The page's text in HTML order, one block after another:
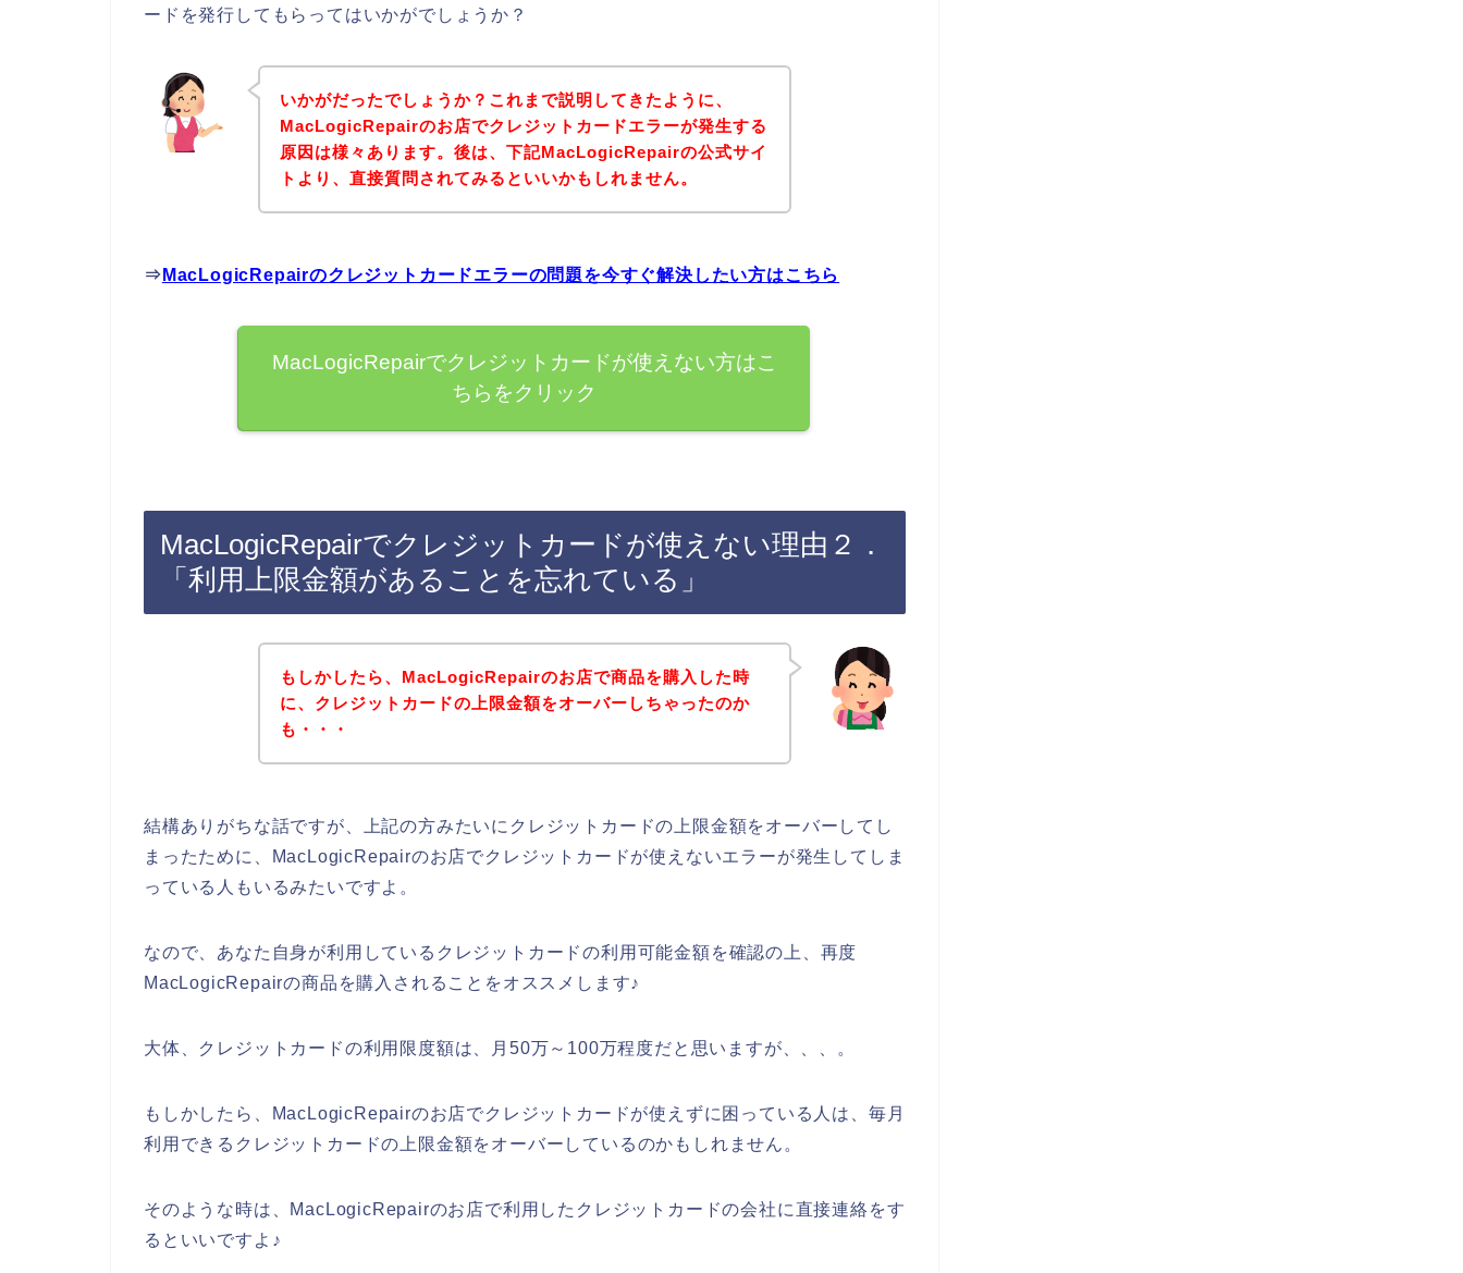
ードを発行してもらってはいかがでしょうか？
いかがだったでしょうか？これまで説明してきたように、
MacLogicRepairのお店でクレジットカードエラーが発生する
原因は様々あります。後は、下記MacLogicRepairの公式サイ
トより、直接質問されてみるといいかもしれません。
⇒ MacLogicRepairのクレジットカードエラーの問題を今すぐ解決したい方はこちら
MacLogicRepairでクレジットカードが使えない方はこ
ちらをクリック
MacLogicRepairでクレジットカードが使えない理由２．
「利用上限金額があることを忘れている」
もしかしたら、MacLogicRepairのお店で商品を購入した時
に、クレジットカードの上限金額をオーバーしちゃったのか
も・・・
結構ありがちな話ですが、上記の方みたいにクレジットカードの上限金額をオーバーしてし
まったために、MacLogicRepairのお店でクレジットカードが使えないエラーが発生してしま
っている人もいるみたいですよ。
なので、あなた自身が利用しているクレジットカードの利用可能金額を確認の上、再度
MacLogicRepairの商品を購入されることをオススメします♪
大体、クレジットカードの利用限度額は、月50万～100万程度だと思いますが、、、。
もしかしたら、MacLogicRepairのお店でクレジットカードが使えずに困っている人は、毎月
利用できるクレジットカードの上限金額をオーバーしているのかもしれません。
そのような時は、MacLogicRepairのお店で利用したクレジットカードの会社に直接連絡をす
るといいですよ♪